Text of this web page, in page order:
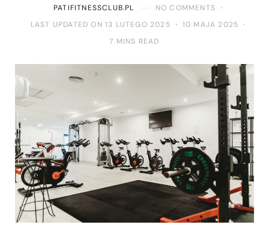
PATIFITNESSCLUB.PL
NO COMMENTS
LAST UPDATED ON 13 LUTEGO 2025
10 MAJA 2025
7 MINS READ